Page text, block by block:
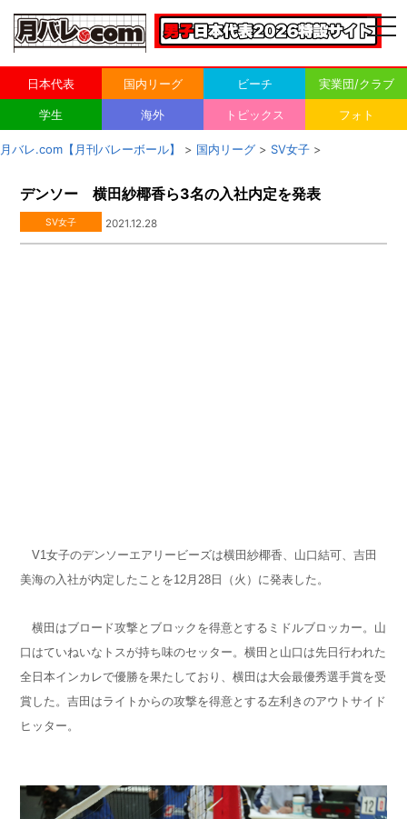
日本代表 国内リーグ ビーチ 実業団/クラブ
学生 海外 トピックス フォト
月バレ.com【月刊バレーボール】 > 国内リーグ > SV女子 >
デンソー 横田紗椰香ら3名の入社内定を発表
SV女子 2021.12.28
V1女子のデンソーエアリービーズは横田紗椰香、山口結可、吉田
美海の入社が内定したことを12月28日（火）に発表した。
横田はブロード攻撃とブロックを得意とするミドルブロッカー。山
口はていねいなトスが持ち味のセッター。横田と山口は先日行われた
全日本インカレで優勝を果たしており、横田は大会最優秀選手賞を受
賞した。吉田はライトからの攻撃を得意とする左利きのアウトサイド
ヒッター。